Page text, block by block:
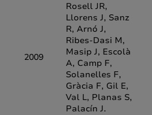
2009
Rosell JR,
Llorens J, Sanz
R, Arnó J,
Ribes-Dasi M,
Masip J, Escolà
A, Camp F,
Solanelles F,
Gràcia F, Gil E,
Val L, Planas S,
Palacín J.